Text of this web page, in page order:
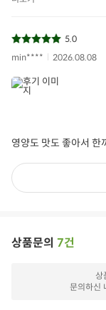
5.0
min****
2026.08.08
영양도 맛도 좋아서 한
상품문의 7건
상
문의하신